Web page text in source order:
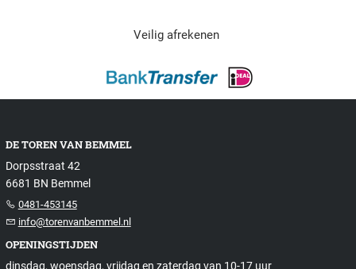
Veilig afrekenen
DE TOREN VAN BEMMEL
Dorpsstraat 42
6681 BN Bemmel
0481-453145
info@torenvanbemmel.nl
OPENINGSTIJDEN
dinsdag, woensdag, vrijdag en zaterdag van 10-17 uur